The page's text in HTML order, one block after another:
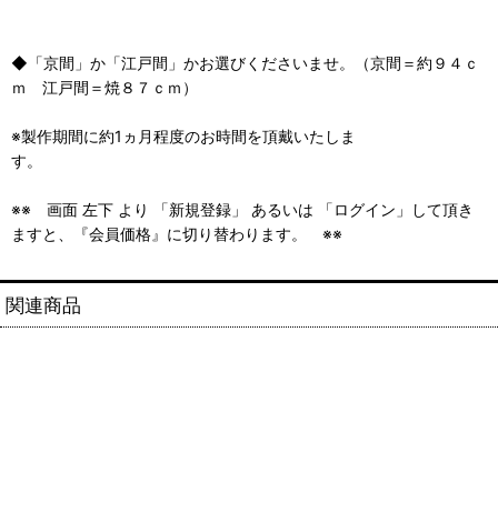
◆「京間」か「江戸間」かお選びくださいませ。（京間＝約９４ｃ
ｍ 江戸間＝焼８７ｃｍ）
※製作期間に約1ヵ月程度のお時間を頂戴いたしま
す。
※※ 画面 左下 より 「新規登録」 あるいは 「ログイン」して頂き
ますと、『会員価格』に切り替わります。 ※※
関連商品